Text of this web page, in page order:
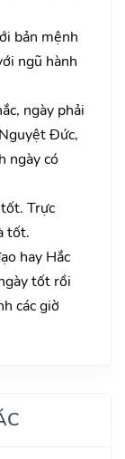
bản mệnh
ngũ hành
ngày phải
Đức,
ngày có
Trực
tốt.
hay Hắc
tốt rồi
các giờ